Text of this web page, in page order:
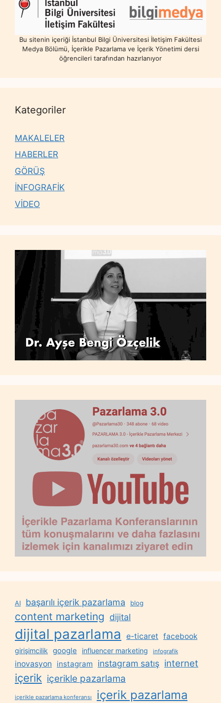
Bu sitenin içeriği İstanbul Bilgi Üniversitesi İletişim Fakültesi
Medya Bölümü, İçerikle Pazarlama ve İçerik Yönetimi dersi
öğrencileri tarafından hazırlanıyor
Kategoriler
MAKALELER
HABERLER
GÖRÜŞ
İNFOGRAFİK
VİDEO
AI başarılı içerik pazarlama blog
content marketing dijital
dijital pazarlama e-ticaret facebook
girişimcilik google influencer marketing infografik
inovasyon instagram instagram satış internet
içerik içerikle pazarlama
içerikle pazarlama konferansı içerik pazarlama